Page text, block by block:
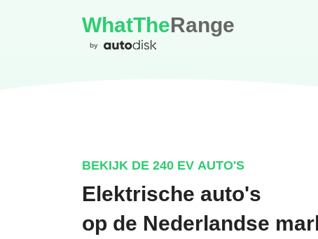
WhatTheRange
by
BEKIJK DE 240 EV AUTO'S
Elektrische auto's
op de Nederlandse